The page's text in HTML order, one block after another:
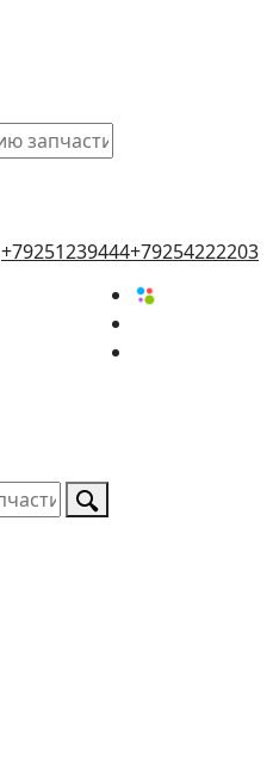
+79251239444+79254222203